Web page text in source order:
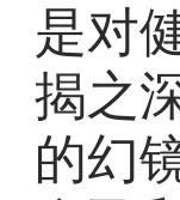
是对
揭之
的幻